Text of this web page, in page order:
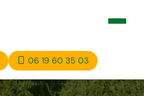
06 19 60 35 03